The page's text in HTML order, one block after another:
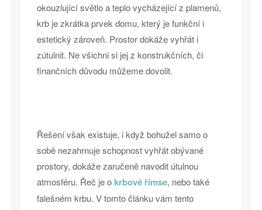
okouzlující světlo a teplo vycházející z plamenů,
krb je zkrátka prvek domu, který je funkční i
estetický zároveň. Prostor dokáže vyhřát i
zútulnit. Ne všichni si jej z konstrukčních, či
finančních důvodu můžeme dovolit.
Řešení však existuje, i když bohužel samo o
sobě nezahrnuje schopnost vyhřát obývané
prostory, dokáže zaručeně navodit útulnou
atmosféru. Řeč je o krbové římse, nebo také
falešném krbu. V tomto článku vám tento